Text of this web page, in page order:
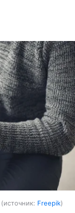
источник: Freepik